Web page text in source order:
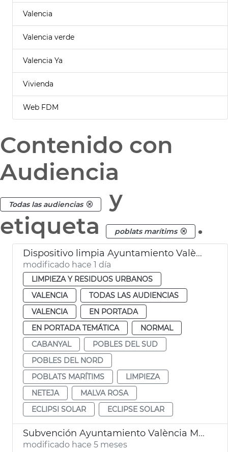
Valencia
Valencia verde
Valencia Ya
Vivienda
Web FDM
Contenido con
Audiencia
Todas las audiencias
y
etiqueta
poblats marítims .
Dispositivo limpia Ayuntamiento València eclipse solar
modificado hace 1 día
LIMPIEZA Y RESIDUOS URBANOS
VALENCIA
TODAS LAS AUDIENCIAS
VALENCIA
EN PORTADA
EN PORTADA TEMÁTICA
NORMAL
CABANYAL
POBLES DEL SUD
POBLES DEL NORD
POBLATS MARÍTIMS
LIMPIEZA
NETEJA
MALVA ROSA
ECLIPSI SOLAR
ECLIPSE SOLAR
Subvención Ayuntamiento València Moros y Cristianos Marítimo
modificado hace 5 meses